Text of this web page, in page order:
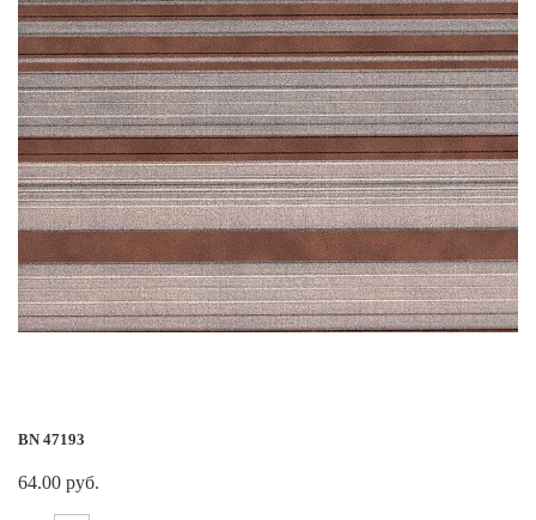
BN 47193
64.00 руб.